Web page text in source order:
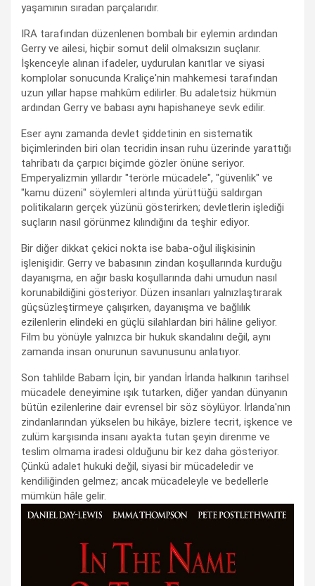
yaşamının sıradan parçalarıdır.
IRA tarafından düzenlenen bombalı bir eylemin ardından
Gerry ve ailesi, hiçbir somut delil olmaksızın suçlanır.
İşkenceyle alınan ifadeler, uydurulan kanıtlar ve siyasi
komplolar sonucunda Kraliçe'nin mahkemesi tarafından
uzun yıllar hapse mahkûm edilirler. Bu adaletsiz hükmün
ardından Gerry ve babası aynı hapishaneye sevk edilir.
Eser aynı zamanda devlet şiddetinin en sistematik
biçimlerinden biri olan tecridin insan ruhu üzerinde yarattığı
tahribatı da çarpıcı biçimde gözler önüne seriyor.
Emperyalizmin yıllardır "terörle mücadele", "güvenlik" ve
"kamu düzeni" söylemleri altında yürüttüğü saldırgan
politikaların gerçek yüzünü gösterirken; devletlerin işlediği
suçların nasıl görünmez kılındığını da teşhir ediyor.
Bir diğer dikkat çekici nokta ise baba-oğul ilişkisinin
işlenişidir. Gerry ve babasının zindan koşullarında kurduğu
dayanışma, en ağır baskı koşullarında dahi umudun nasıl
korunabildiğini gösteriyor. Düzen insanları yalnızlaştırarak
güçsüzleştirmeye çalışırken, dayanışma ve bağlılık
ezilenlerin elindeki en güçlü silahlardan biri hâline geliyor.
Film bu yönüyle yalnızca bir hukuk skandalını değil, aynı
zamanda insan onurunun savunusunu anlatıyor.
Son tahlilde Babam İçin, bir yandan İrlanda halkının tarihsel
mücadele deneyimine ışık tutarken, diğer yandan dünyanın
bütün ezilenlerine dair evrensel bir söz söylüyor. İrlanda'nın
zindanlarından yükselen bu hikâye, bizlere tecrit, işkence ve
zulüm karşısında insanı ayakta tutan şeyin direnme ve
teslim olmama iradesi olduğunu bir kez daha gösteriyor.
Çünkü adalet hukuki değil, siyasi bir mücadeledir ve
kendiliğinden gelmez; ancak mücadeleyle ve bedellerle
mümkün hâle gelir.